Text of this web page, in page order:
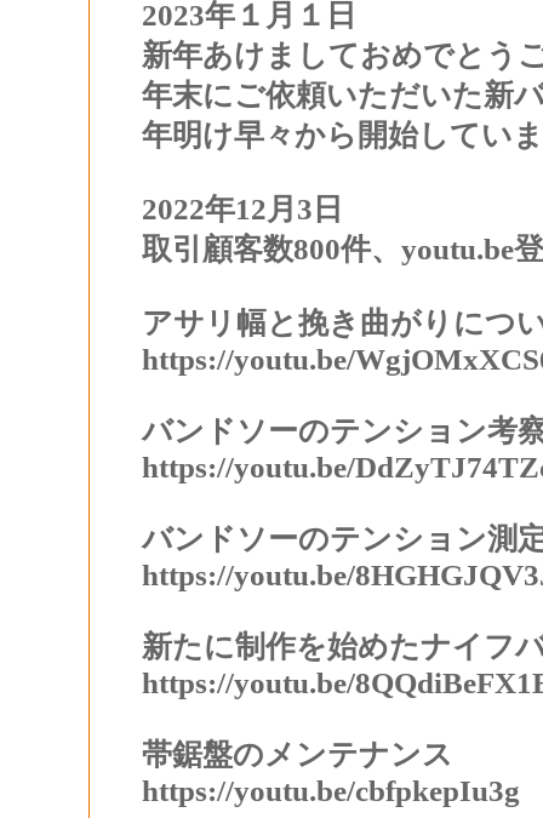
2023年１月１日
新年あけましておめでとう
年末にご依頼いただいた新
年明け早々から開始してい
2022年12月3日
取引顧客数800件、 youtu.be
アサリ幅と挽き曲がりにつ
https://youtu.be/
バンドソーのテンション考
https://youtu.be/
バンドソーのテンション測
https://youtu.be/
新たに制作を始めたナイフ
https://youtu.be/
帯鋸盤のメンテナンス
https://youtu.be/cbfpkepIu3g